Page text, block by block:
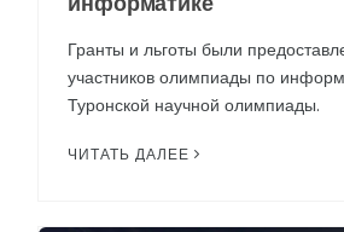
Гранты и льготы были
участников олимпиады по
Туронской научной олимпиады.
ЧИТАТЬ ДАЛЕЕ